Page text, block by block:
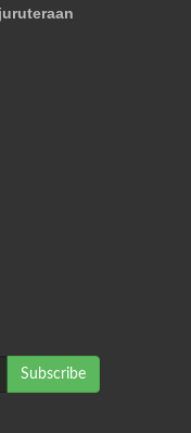
Subscribe